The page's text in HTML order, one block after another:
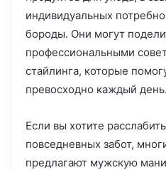
индивидуальных
бороды. Они могут
профессиональными
стайлинга, которые
превосходно каждый день.
Если вы хотите
повседневных забот,
предлагают мужскую